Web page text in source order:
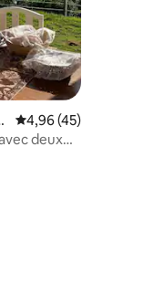
: 4,75 sur 5
Évaluation moyenne
4,96 (45)
deux